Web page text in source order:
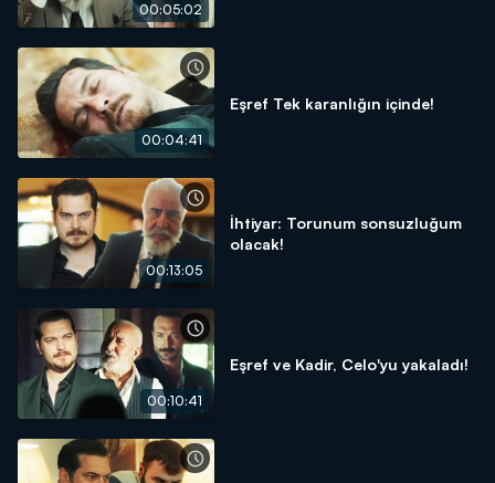
00:05:02
00:04:41
Eşref Tek karanlığın içinde!
00:13:05
İhtiyar: Torunum sonsuzluğum
olacak!
00:10:41
Eşref ve Kadir, Celo'yu yakaladı!